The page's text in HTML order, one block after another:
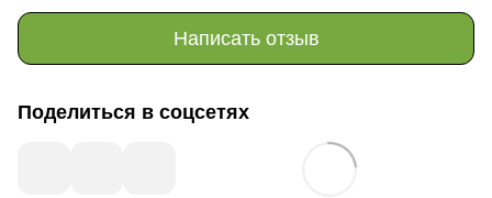
Написать отзыв
Поделиться в соцсетях